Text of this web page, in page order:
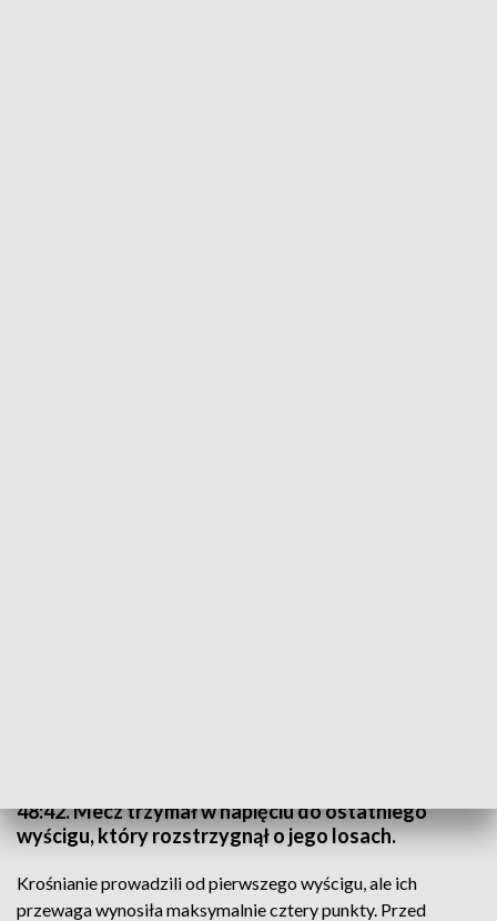
48:42. Mecz trzymał w napięciu do ostatniego
wyścigu, który rozstrzygnął o jego losach.
Krośnianie prowadzili od pierwszego wyścigu, ale ich
przewaga wynosiła maksymalnie cztery punkty. Przed